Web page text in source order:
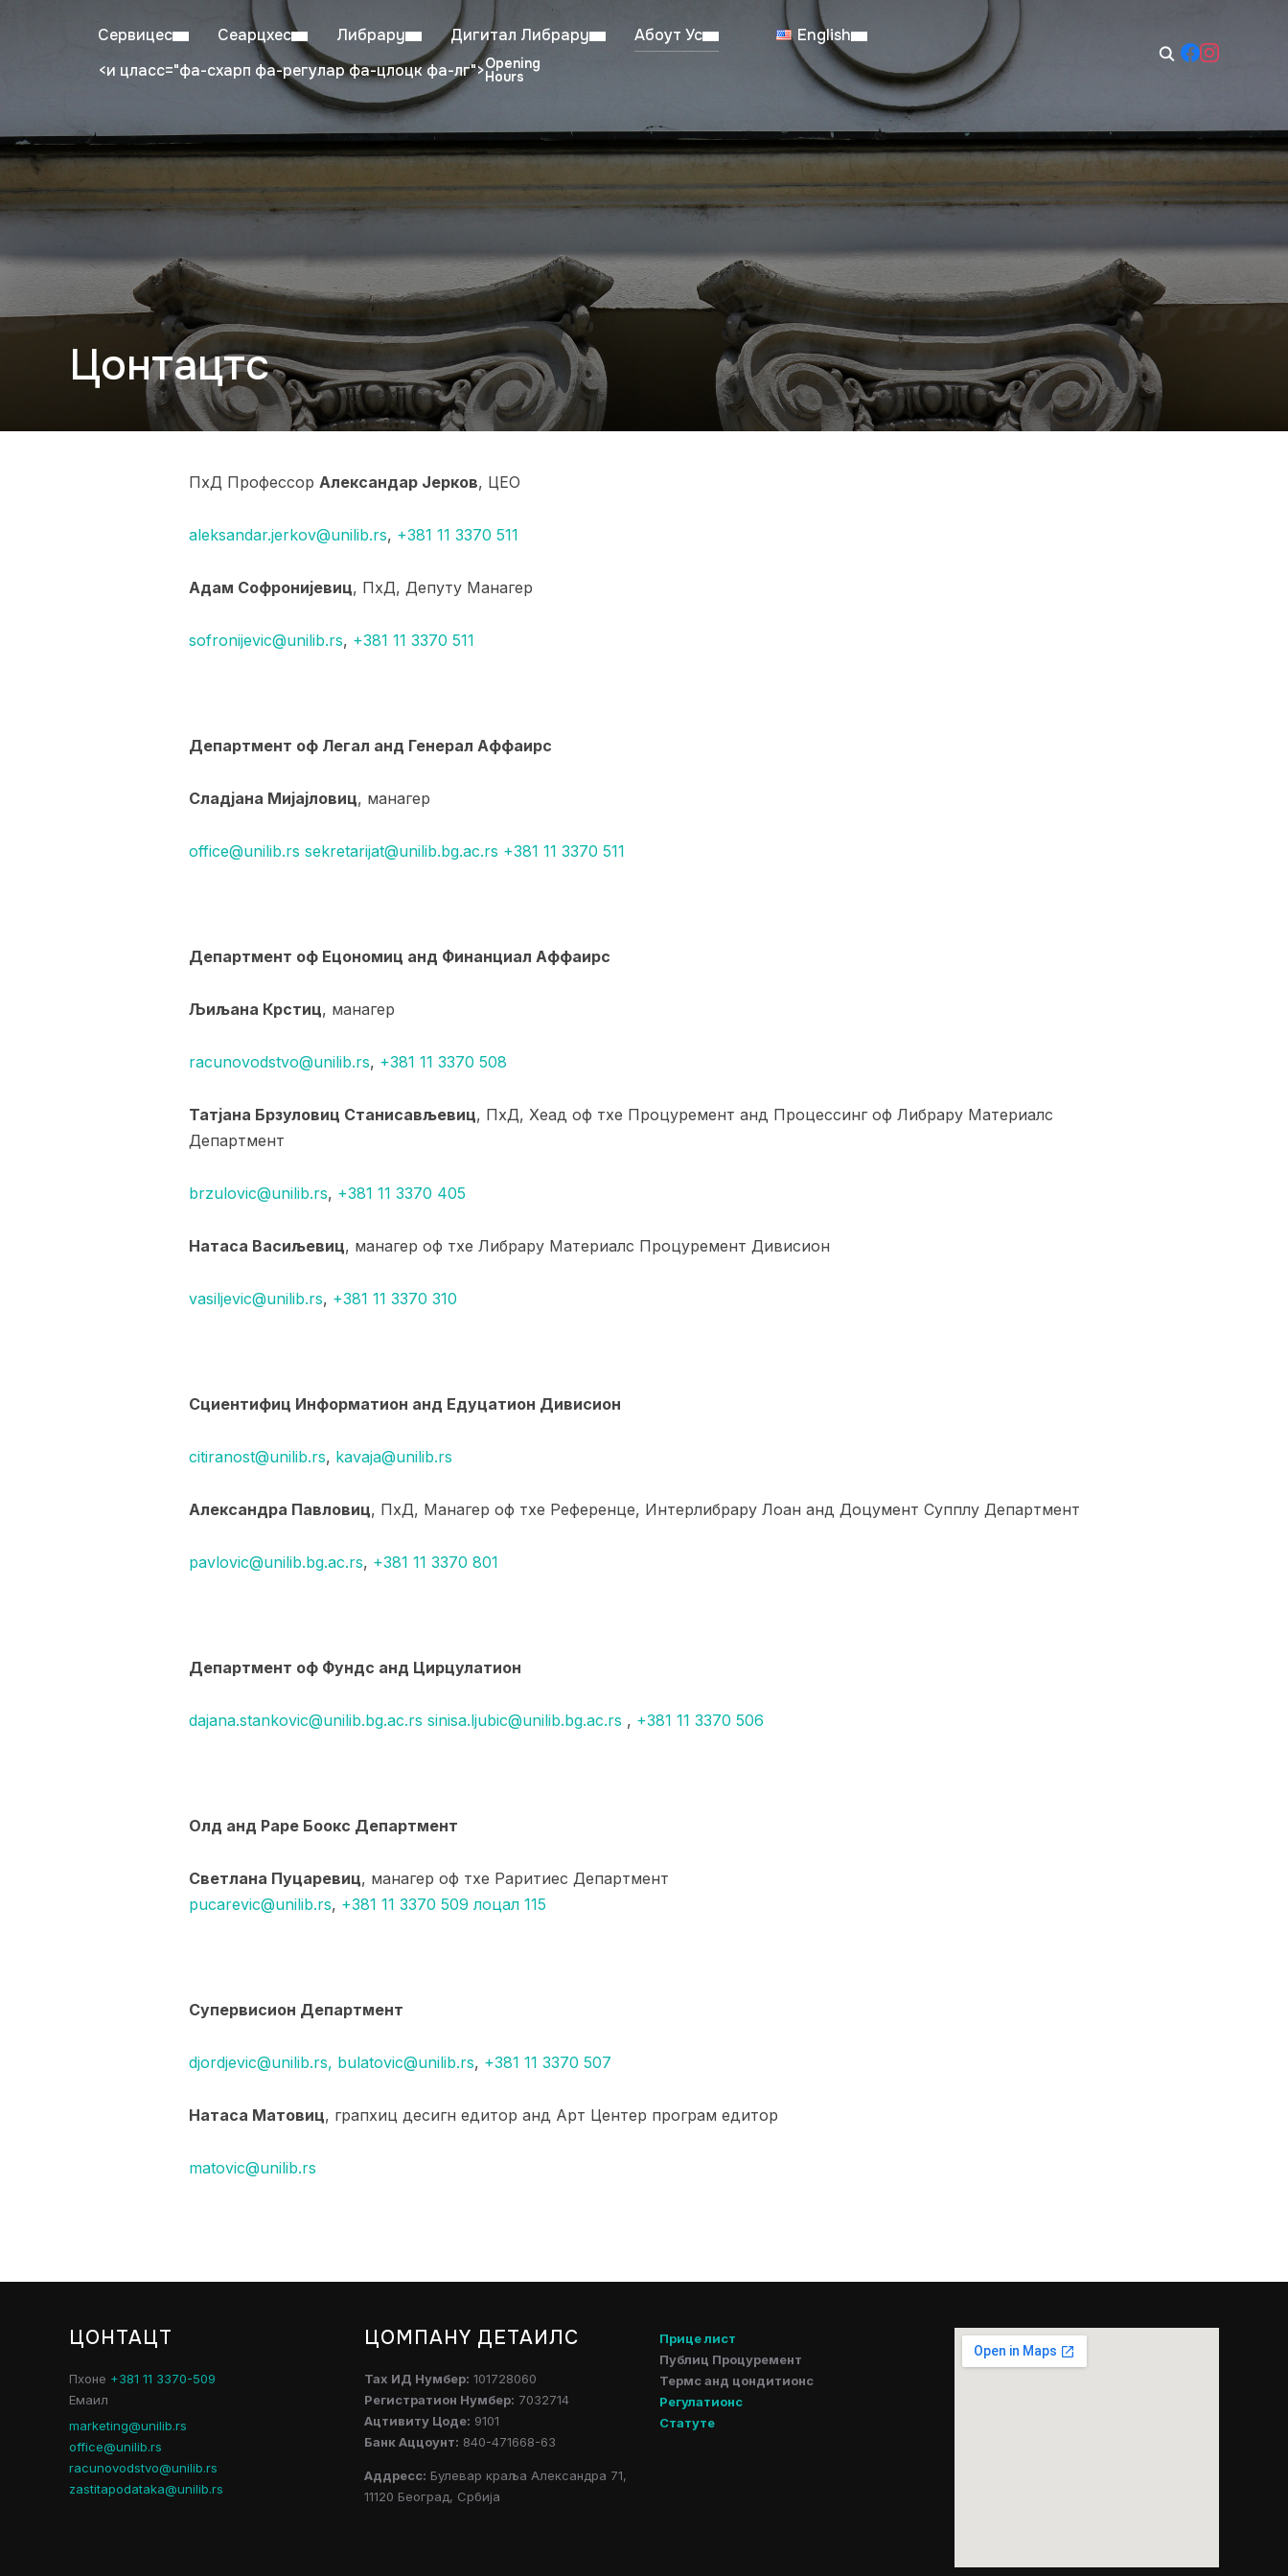
Сервицес Сеарцхес Либрарy Дигитал Либрарy Абоут Ус
English
<и цласс="фа-схарп фа-регулар фа-цлоцк фа-лг">
Цонтацтс
ПхД Профессор Александар Јерков, ЦЕО
aleksandar.jerkov@unilib.rs, +381 11 3370 511
Адам Софронијевиц, ПхД, Депутy Манагер
sofronijevic@unilib.rs, +381 11 3370 511
Департмент оф Легал анд Генерал Аффаирс
Сладјана Мијајловиц, манагер
office@unilib.rs sekretarijat@unilib.bg.ac.rs +381 11 3370 511
Департмент оф Ецономиц анд Финанциал Аффаирс
Љиљана Крстиц, манагер
racunovodstvo@unilib.rs, +381 11 3370 508
Татјана Брзуловиц Станисављевиц, ПхД, Хеад оф тхе Процуремент анд Процессинг оф Либрарy Материалс
Департмент
brzulovic@unilib.rs, +381 11 3370 405
Натаса Васиљевиц, манагер оф тхе Либрарy Материалс Процуремент Дивисион
vasiljevic@unilib.rs, +381 11 3370 310
Сциентифиц Информатион анд Едуцатион Дивисион
citiranost@unilib.rs, kavaja@unilib.rs
Александра Павловиц, ПхД, Манагер оф тхе Референце, Интерлибрарy Лоан анд Доцумент Супплy Департмент
pavlovic@unilib.bg.ac.rs, +381 11 3370 801
Департмент оф Фундс анд Цирцулатион
dajana.stankovic@unilib.bg.ac.rs sinisa.ljubic@unilib.bg.ac.rs , +381 11 3370 506
Олд анд Раре Боокс Департмент
Светлана Пуцаревиц, манагер оф тхе Раритиес Департмент
pucarevic@unilib.rs, +381 11 3370 509 лоцал 115
Супервисион Департмент
djordjevic@unilib.rs, bulatovic@unilib.rs, +381 11 3370 507
Натаса Матовиц, грапхиц десигн едитор анд Арт Центер програм едитор
matovic@unilib.rs
ЦОНТАЦТ
Пхоне +381 11 3370-509
Емаил
marketing@unilib.rs
office@unilib.rs
racunovodstvo@unilib.rs
zastitapodataka@unilib.rs
ЦОМПАНY ДЕТАИЛС
Таx ИД Нумбер: 101728060
Регистратион Нумбер: 7032714
Ацтивитy Цоде: 9101
Банк Аццоунт: 840-471668-63
Аддресс: Булевар краља Александра 71,
11120 Београд, Србија
Прице лист
Публиц Процуремент
Термс анд цондитионс
Регулатионс
Статуте
Mon–Fri: 08:00–20:00 Student Reading Room: 08:00–23:00 Sat: 08:00–14:00 Sun: Closed
Working hours from July 6th to August 29th